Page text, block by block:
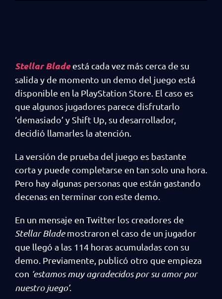
Stellar Bladeestá cada vez más cerca de su
salida y de momento un demo del juego está
disponible en la PlayStation Store. El caso es
que algunos jugadores parece disfrutarlo
‘demasiado’ y Shift Up, su desarrollador,
decidió llamarles la atención.
La versión de prueba del juego es bastante
corta y puede completarse en tan solo una hora.
Pero hay algunas personas que están gastando
decenas en terminar con este demo.
En un mensaje en Twitter los creadores de
Stellar Blademostraron el caso de un jugador
que llegó a las 114 horas acumuladas con su
demo. Previamente, publicó otro que empieza
con ‘estamos muy agradecidos por su amor por
nuestro juego’.